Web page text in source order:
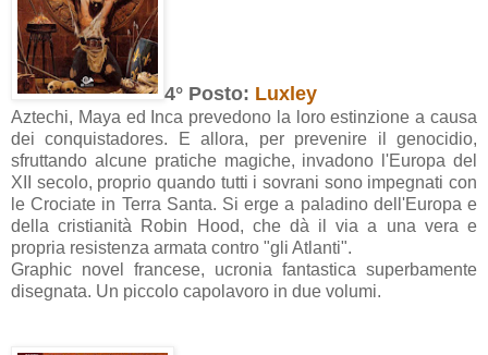
4° Posto: Luxley
Aztechi, Maya ed Inca prevedono la loro estinzione a causa
dei conquistadores. E allora, per prevenire il genocidio,
sfruttando alcune pratiche magiche, invadono l'Europa del
XII secolo, proprio quando tutti i sovrani sono impegnati con
le Crociate in Terra Santa. Si erge a paladino dell'Europa e
della cristianità Robin Hood, che dà il via a una vera e
propria resistenza armata contro "gli Atlanti".
Graphic novel francese, ucronia fantastica superbamente
disegnata. Un piccolo capolavoro in due volumi.